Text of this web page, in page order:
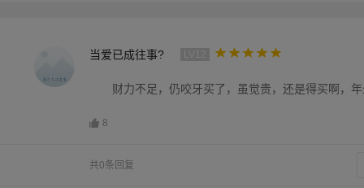
当爱已成往事?
财力不足，仍咬牙买了，虽觉贵，还是得买啊，
8
共0条回复